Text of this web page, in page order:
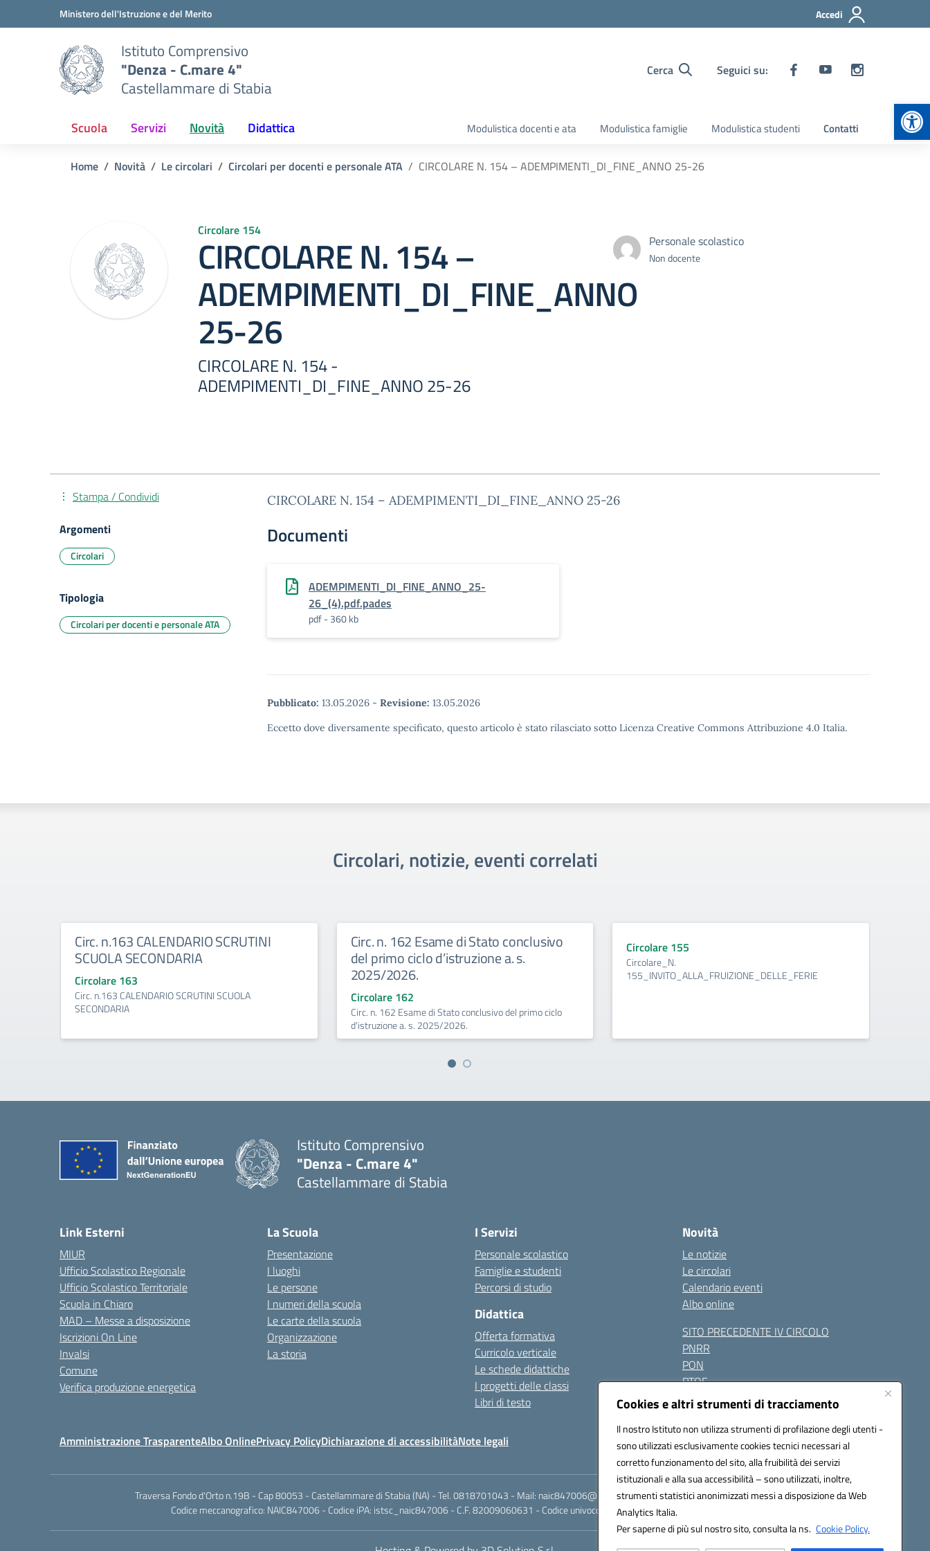
Cookies e altri strumenti di tracciamento
Il nostro Istituto non utilizza strumenti di profilazione degli utenti -
sono utilizzati esclusivamente cookies tecnici necessari al
corretto funzionamento del sito, alla fruibilità dei servizi
istituzionali e alla sua accessibilità – sono utilizzati, inoltre,
strumenti statistici anonimizzati messi a disposizione da Web
Analytics Italia.
Per saperne di più sul nostro sito, consulta la ns. Cookie Policy.
Vai ai contenuti
Vai al menu di navigazioneMinistero dell'Istruzione e del Merito Accedi
Istituto Comprensivo
"Denza - C.mare 4"
Castellammare di Stabia
Cerca Seguici su:
Scuola Servizi Novità Didattica Modulistica docenti e ata Modulistica famiglie Modulistica studenti Contatti
Home Novità Le circolari Circolari per docenti e personale ATA CIRCOLARE N. 154 – ADEMPIMENTI_DI_FINE_ANNO 25-26
Circolare 154
CIRCOLARE N. 154 –
ADEMPIMENTI_DI_FINE_ANNO
25-26
CIRCOLARE N. 154 -
ADEMPIMENTI_DI_FINE_ANNO 25-26
Personale scolastico
Non docente
CIRCOLARE N. 154 – ADEMPIMENTI_DI_FINE_ANNO 25-26
Documenti
ADEMPIMENTI_DI_FINE_ANNO_25-
26_(4).pdf.pades
pdf - 360 kb
Pubblicato: 13.05.2026 - Revisione: 13.05.2026
Eccetto dove diversamente specificato, questo articolo è stato rilasciato sotto Licenza Creative Commons Attribuzione 4.0 Italia.
Stampa / Condividi
Argomenti
Circolari
Tipologia
Circolari per docenti e personale ATA
Circolari, notizie, eventi correlati
Circ. n.163 CALENDARIO SCRUTINI
SCUOLA SECONDARIA
Circolare 163
Circ. n.163 CALENDARIO SCRUTINI SCUOLA
SECONDARIA
Circ. n. 162 Esame di Stato conclusivo
del primo ciclo d’istruzione a. s.
2025/2026.
Circolare 162
Circ. n. 162 Esame di Stato conclusivo del primo ciclo
d'istruzione a. s. 2025/2026.
Circolare 155
Circolare_N.
155_INVITO_ALLA_FRUIZIONE_DELLE_FERIE
Istituto Comprensivo
"Denza - C.mare 4"
Castellammare di Stabia
Link Esterni
MIUR
Ufficio Scolastico Regionale
Ufficio Scolastico Territoriale
Scuola in Chiaro
MAD – Messe a disposizione
Iscrizioni On Line
Invalsi
Comune
Verifica produzione energetica
La Scuola
Presentazione
I luoghi
Le persone
I numeri della scuola
Le carte della scuola
Organizzazione
La storia
I Servizi
Personale scolastico
Famiglie e studenti
Percorsi di studio
Didattica
Offerta formativa
Curricolo verticale
Le schede didattiche
I progetti delle classi
Libri di testo
Novità
Le notizie
Le circolari
Calendario eventi
Albo online
SITO PRECEDENTE IV CIRCOLO
PNRR
PON
PTOF
Contatti
Amministrazione TrasparenteAlbo OnlinePrivacy PolicyDichiarazione di accessibilitàNote legali Seguici su:
Traversa Fondo d'Orto n.19B - Cap 80053 - Castellammare di Stabia (NA) - Tel. 0818701043 - Mail: naic847006@istruzione.it - PEC: naic847006@pec.istruzione.it
Codice meccanografico: NAIC847006 - Codice iPA: istsc_naic847006 - C.F. 82009060631 - Codice univoco fatturazione elettronica (CUF): UFUAUC